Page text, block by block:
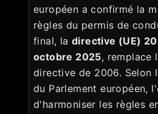
européen a confirmé la
règles du permis de
final, ladirective (UE)
octobre 2025, remplace
directive de 2006. Selon
du Parlement européen,
d'harmoniser les règles